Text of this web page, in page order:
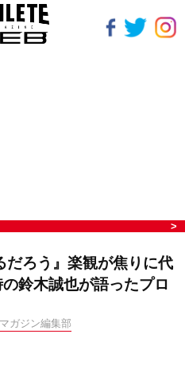
だろう』楽観が焦りに代
鈴木誠也が語ったプロ
ガジン編集部